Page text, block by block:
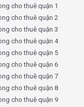
cho thuê quận 1
cho thuê quận 2
cho thuê quận 3
cho thuê quận 4
cho thuê quận 5
cho thuê quận 6
cho thuê quận 7
cho thuê quận 8
cho thuê quận 9